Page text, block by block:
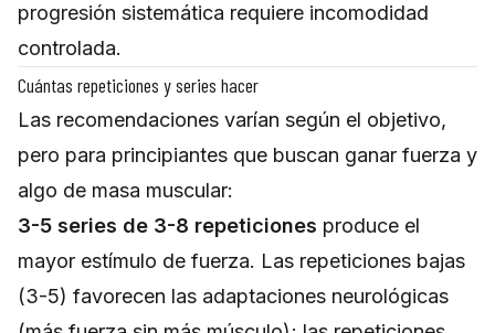
progresión sistemática requiere incomodidad
controlada.
Cuántas repeticiones y series hacer
Las recomendaciones varían según el objetivo,
pero para principiantes que buscan ganar fuerza y
algo de masa muscular:
3-5 series de 3-8 repeticiones produce el
mayor estímulo de fuerza. Las repeticiones bajas
(3-5) favorecen las adaptaciones neurológicas